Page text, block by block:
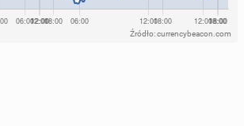
Źródło: currencybeacon.com